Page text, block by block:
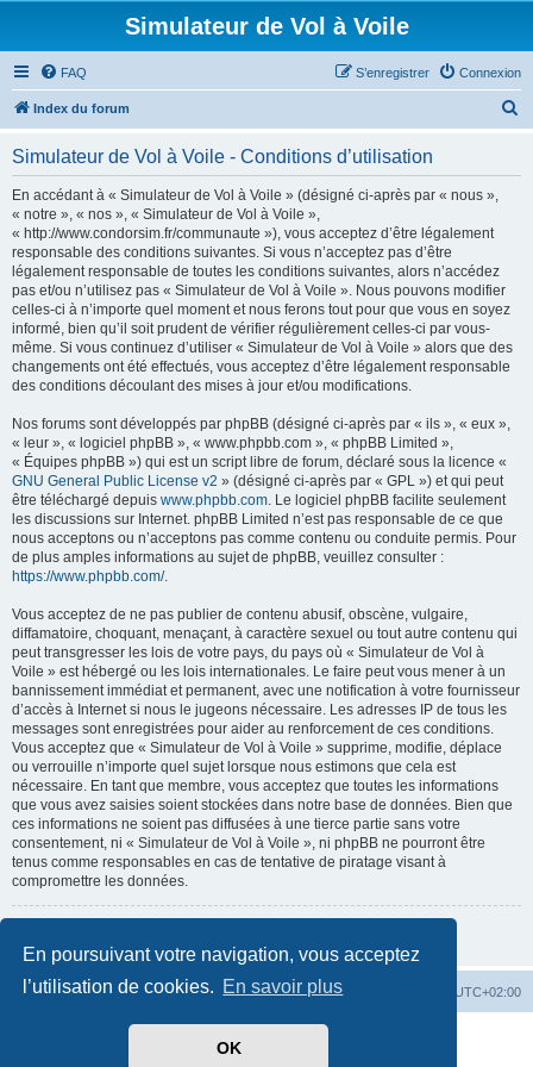
En poursuivant votre navigation, vous acceptez
l’utilisation de cookies. En savoir plus
OK
Simulateur de Vol à Voile
FAQ Connexion
S’enregistrer
Index du forum
Simulateur de Vol à Voile - Conditions d’utilisation
En accédant à « Simulateur de Vol à Voile » (désigné ci-après par « nous »,
« notre », « nos », « Simulateur de Vol à Voile »,
« http://www.condorsim.fr/communaute »), vous acceptez d’être légalement
responsable des conditions suivantes. Si vous n’acceptez pas d’être
légalement responsable de toutes les conditions suivantes, alors n’accédez
pas et/ou n’utilisez pas « Simulateur de Vol à Voile ». Nous pouvons modifier
celles-ci à n’importe quel moment et nous ferons tout pour que vous en soyez
informé, bien qu’il soit prudent de vérifier régulièrement celles-ci par vous-
même. Si vous continuez d’utiliser « Simulateur de Vol à Voile » alors que des
changements ont été effectués, vous acceptez d’être légalement responsable
des conditions découlant des mises à jour et/ou modifications.
Nos forums sont développés par phpBB (désigné ci-après par « ils », « eux »,
« leur », « logiciel phpBB », « www.phpbb.com », « phpBB Limited »,
« Équipes phpBB ») qui est un script libre de forum, déclaré sous la licence «
GNU General Public License v2 » (désigné ci-après par « GPL ») et qui peut
être téléchargé depuis www.phpbb.com. Le logiciel phpBB facilite seulement
les discussions sur Internet. phpBB Limited n’est pas responsable de ce que
nous acceptons ou n’acceptons pas comme contenu ou conduite permis. Pour
de plus amples informations au sujet de phpBB, veuillez consulter :
https://www.phpbb.com/.
Vous acceptez de ne pas publier de contenu abusif, obscène, vulgaire,
diffamatoire, choquant, menaçant, à caractère sexuel ou tout autre contenu qui
peut transgresser les lois de votre pays, du pays où « Simulateur de Vol à
Voile » est hébergé ou les lois internationales. Le faire peut vous mener à un
bannissement immédiat et permanent, avec une notification à votre fournisseur
d’accès à Internet si nous le jugeons nécessaire. Les adresses IP de tous les
messages sont enregistrées pour aider au renforcement de ces conditions.
Vous acceptez que « Simulateur de Vol à Voile » supprime, modifie, déplace
ou verrouille n’importe quel sujet lorsque nous estimons que cela est
nécessaire. En tant que membre, vous acceptez que toutes les informations
que vous avez saisies soient stockées dans notre base de données. Bien que
ces informations ne soient pas diffusées à une tierce partie sans votre
consentement, ni « Simulateur de Vol à Voile », ni phpBB ne pourront être
tenus comme responsables en cas de tentative de piratage visant à
compromettre les données.
Index du forum UTC+02:00
Supprimer les cookies
Traduit par